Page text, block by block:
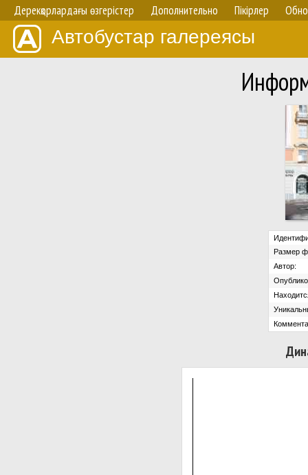
Дерекқорлардағы өзгерістер Дополнительно Пікірлер
Автобустар галереясы
Размер
Автор: